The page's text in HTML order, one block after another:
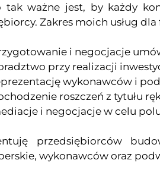
tak ważne jest, by każdy
Zakres moich usług
i negocjacje
przy realizacji
wykonawców i
roszczeń z tytułu
i negocjacje w celu
przedsiębiorców
wykonawców oraz